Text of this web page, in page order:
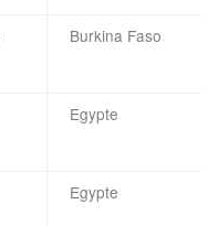
Burkina Faso
Egypte
Egypte